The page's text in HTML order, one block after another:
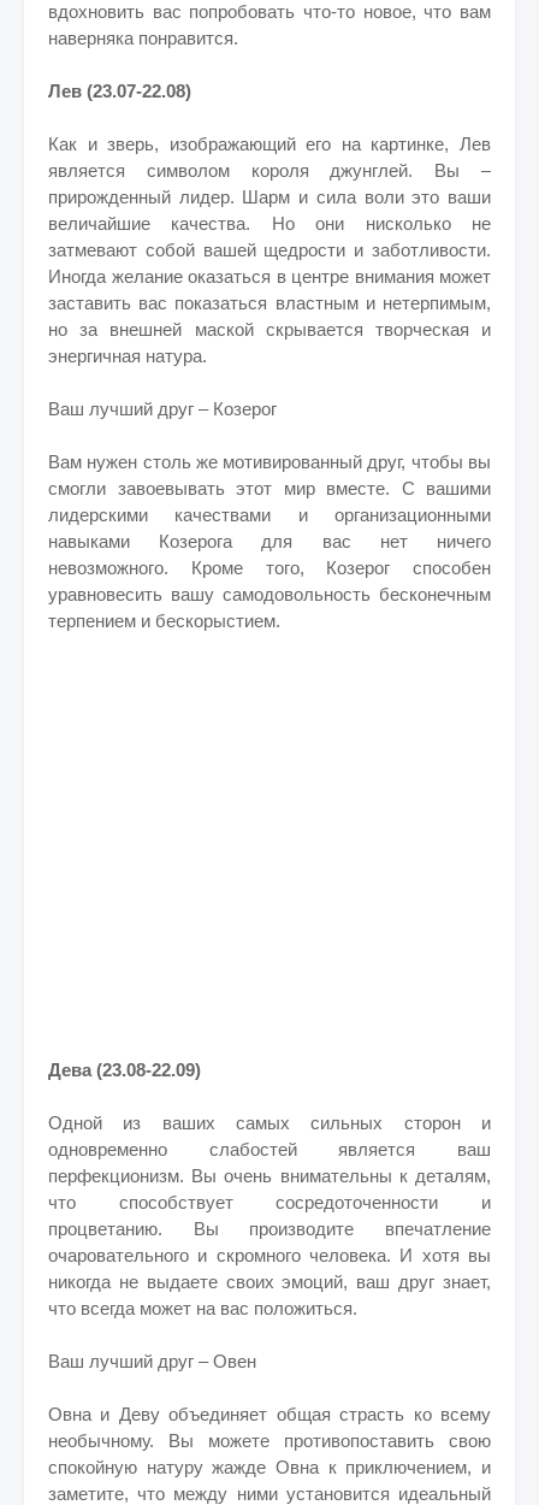
вдохновить вас попробовать что-то новое, что вам
наверняка понравится.
Лев (23.07-22.08)
Как и зверь, изображающий его на картинке, Лев
является символом короля джунглей. Вы –
прирожденный лидер. Шарм и сила воли это ваши
величайшие качества. Но они нисколько не
затмевают собой вашей щедрости и заботливости.
Иногда желание оказаться в центре внимания может
заставить вас показаться властным и нетерпимым,
но за внешней маской скрывается творческая и
энергичная натура.
Ваш лучший друг – Козерог
Вам нужен столь же мотивированный друг, чтобы вы
смогли завоевывать этот мир вместе. С вашими
лидерскими качествами и организационными
навыками Козерога для вас нет ничего
невозможного. Кроме того, Козерог способен
уравновесить вашу самодовольность бесконечным
терпением и бескорыстием.
Дева (23.08-22.09)
Одной из ваших самых сильных сторон и
одновременно слабостей является ваш
перфекционизм. Вы очень внимательны к деталям,
что способствует сосредоточенности и
процветанию. Вы производите впечатление
очаровательного и скромного человека. И хотя вы
никогда не выдаете своих эмоций, ваш друг знает,
что всегда может на вас положиться.
Ваш лучший друг – Овен
Овна и Деву объединяет общая страсть ко всему
необычному. Вы можете противопоставить свою
спокойную натуру жажде Овна к приключением, и
заметите, что между ними установится идеальный